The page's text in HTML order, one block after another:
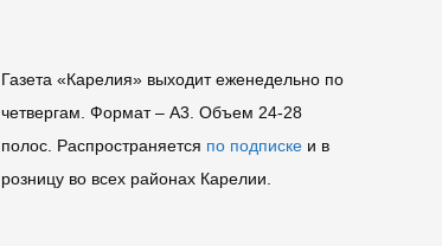
Газета «Карелия» выходит еженедельно по
четвергам. Формат – A3. Объем 24-28
полос. Распространяется по подписке и в
розницу во всех районах Карелии.